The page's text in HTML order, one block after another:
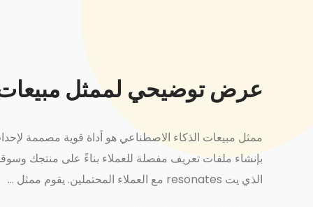
عرض توضيحي لممثل مبيعات
ممثل مبيعات الذكاء الاصطناعي هو أداة قوية مصممة
بإنشاء ملفات تعريف مفصلة للعملاء بناءً على منتجك
الذي يت resonates مع العملاء المحتملين. يقوم ممثل ...